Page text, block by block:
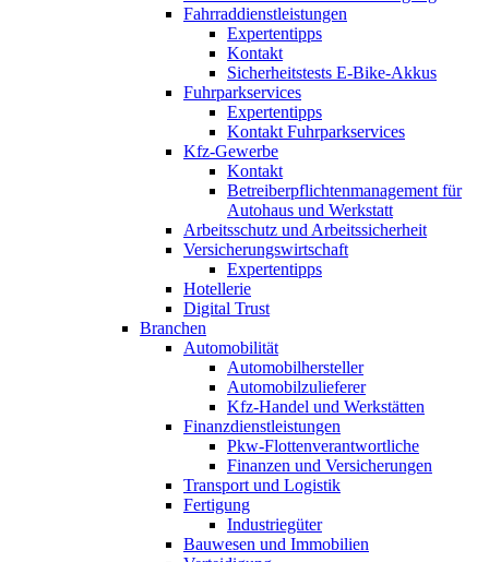
Fahrraddienstleistungen
Expertentipps
Kontakt
Sicherheitstests E-Bike-Akkus
Fuhrparkservices
Expertentipps
Kontakt Fuhrparkservices
Kfz-Gewerbe
Kontakt
Betreiberpflichtenmanagement für
Autohaus und Werkstatt
Arbeitsschutz und Arbeitssicherheit
Versicherungswirtschaft
Expertentipps
Hotellerie
Digital Trust
Branchen
Automobilität
Automobilhersteller
Automobilzulieferer
Kfz-Handel und Werkstätten
Finanzdienstleistungen
Pkw‑Flottenverantwortliche
Finanzen und Versicherungen
Transport und Logistik
Fertigung
Industriegüter
Bauwesen und Immobilien